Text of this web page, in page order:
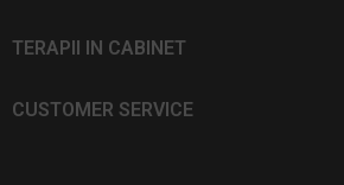
TERAPII IN CABINET
CUSTOMER SERVICE